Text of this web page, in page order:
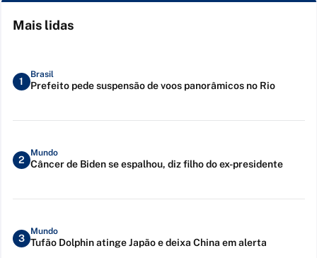
Mais lidas
1
Brasil
Prefeito pede suspensão de voos panorâmicos no Rio
2
Mundo
Câncer de Biden se espalhou, diz filho do ex-presidente
3
Mundo
Tufão Dolphin atinge Japão e deixa China em alerta